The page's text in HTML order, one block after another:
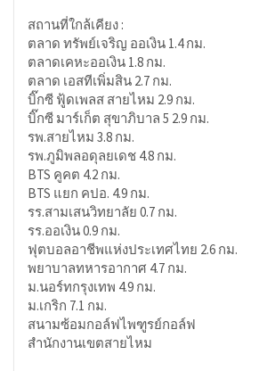
สถานที่ใกล้เคียง :
ตลาด ทรัพย์เจริญ ออเงิน 1.4 กม.
ตลาดเคหะออเงิน 1.8 กม.
ตลาด เอสทีเพิ่มสิน 2.7 กม.
บิ๊กซี ฟู้ดเพลส สายไหม 2.9 กม.
บิ๊กซี มาร์เก็ต สุขาภิบาล 5 2.9 กม.
รพ.สายไหม 3.8 กม.
รพ.ภูมิพลอดุลยเดช 4.8 กม.
BTS คูคต 4.2 กม.
BTS แยก คปอ. 4.9 กม.
รร.สามเสนวิทยาลัย 0.7 กม.
รร.ออเงิน 0.9 กม.
ฟุตบอลอาชีพแห่งประเทศไทย 2.6 กม.
พยาบาลทหารอากาศ 4.7 กม.
ม.นอร์ทกรุงเทพ 4.9 กม.
ม.เกริก 7.1 กม.
สนามซ้อมกอล์ฟไพฑูรย์กอล์ฟ
สำนักงานเขตสายไหม